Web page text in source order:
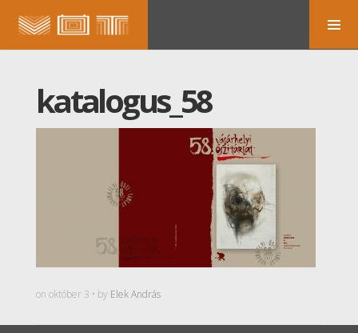
katalogus_58
on október 3 • by Elek András